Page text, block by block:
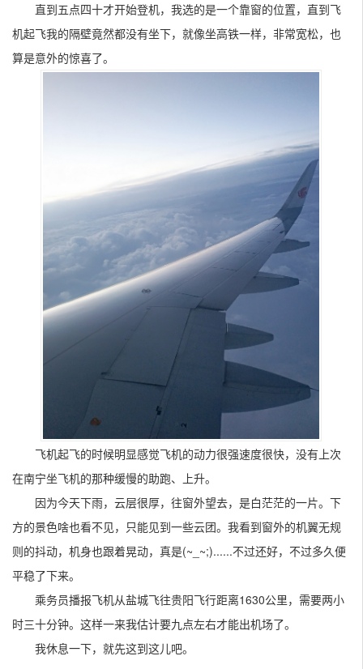
直到五点四十才开始登机，我选的是一个靠窗的位置，直到飞
机起飞我的隔壁竟然都没有坐下，就像坐高铁一样，非常宽松，也
算是意外的惊喜了。
飞机起飞的时候明显感觉飞机的动力很强速度很快，没有上次
在南宁坐飞机的那种缓慢的助跑、上升。
因为今天下雨，云层很厚，往窗外望去，是白茫茫的一片。下
方的景色啥也看不见，只能见到一些云团。我看到窗外的机翼无规
则的抖动，机身也跟着晃动，真是(~_~;)......不过还好，不过多久便
平稳了下来。
乘务员播报飞机从盐城飞往贵阳飞行距离1630公里，需要两小
时三十分钟。这样一来我估计要九点左右才能出机场了。
我休息一下，就先这到这儿吧。